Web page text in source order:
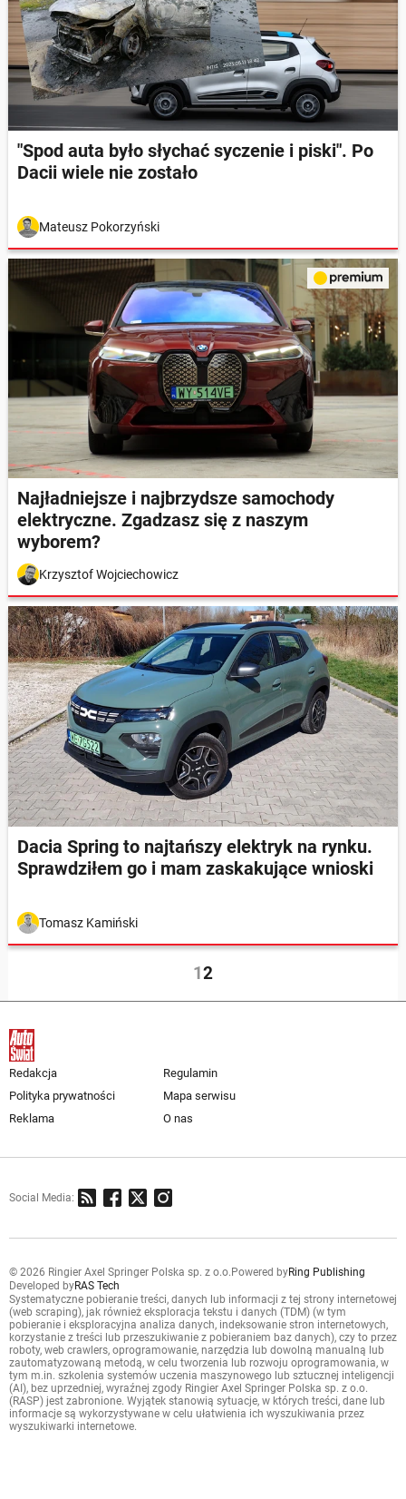
"Spod auta było słychać syczenie i piski". Po
Dacii wiele nie zostało
Mateusz Pokorzyński
Najładniejsze i najbrzydsze samochody
elektryczne. Zgadzasz się z naszym
wyborem?
Krzysztof Wojciechowicz
Dacia Spring to najtańszy elektryk na rynku.
Sprawdziłem go i mam zaskakujące wnioski
Tomasz Kamiński
12
Redakcja
Regulamin
Polityka prywatności
Mapa serwisu
Reklama
O nas
Social Media:
© 2026 Ringier Axel Springer Polska sp. z o.o.Powered byRing Publishing
Developed byRAS Tech
Systematyczne pobieranie treści, danych lub informacji z tej strony internetowej
(web scraping), jak również eksploracja tekstu i danych (TDM) (w tym
pobieranie i eksploracyjna analiza danych, indeksowanie stron internetowych,
korzystanie z treści lub przeszukiwanie z pobieraniem baz danych), czy to przez
roboty, web crawlers, oprogramowanie, narzędzia lub dowolną manualną lub
zautomatyzowaną metodą, w celu tworzenia lub rozwoju oprogramowania, w
tym m.in. szkolenia systemów uczenia maszynowego lub sztucznej inteligencji
(AI), bez uprzedniej, wyraźnej zgody Ringier Axel Springer Polska sp. z o.o.
(RASP) jest zabronione. Wyjątek stanowią sytuacje, w których treści, dane lub
informacje są wykorzystywane w celu ułatwienia ich wyszukiwania przez
wyszukiwarki internetowe.